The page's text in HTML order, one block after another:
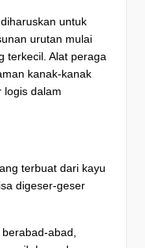
untuk
urutan mulai
terkecil. Alat peraga
kanak-kanak
logis dalam
terbuat dari kayu
digeser-geser
abad,